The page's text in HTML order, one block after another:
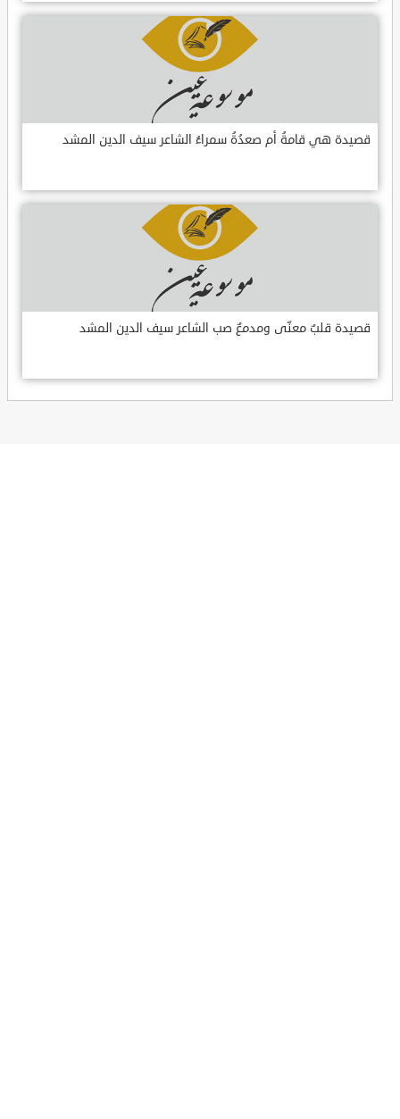
قصيدة هي قامةُ أم صعدُةُ سمراءُ الشاعر سيف الدين المشد
قصيدة قلبٌ معنّى ومدمعٌ صب الشاعر سيف الدين المشد